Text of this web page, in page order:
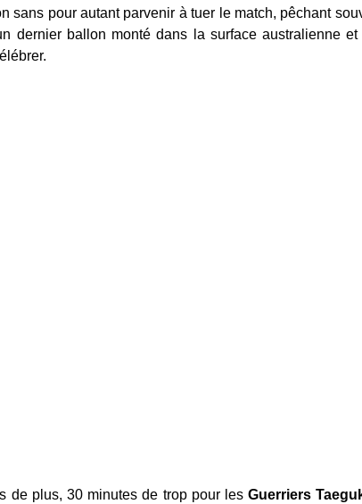
sans pour autant parvenir à tuer le match, pêchant
dernier ballon monté dans la surface australienne
de plus, 30 minutes de trop pour lesGuerriers